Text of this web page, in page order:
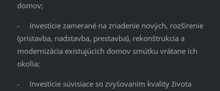
domov;
- Investície zamerané na zriadenie nových, rozšírenie
(prístavba, nadstavba, prestavba), rekonštrukcia a
modernizácia existujúcich domov smútku vrátane ich
okolia;
- Investície súvisiace so zvyšovaním kvality života